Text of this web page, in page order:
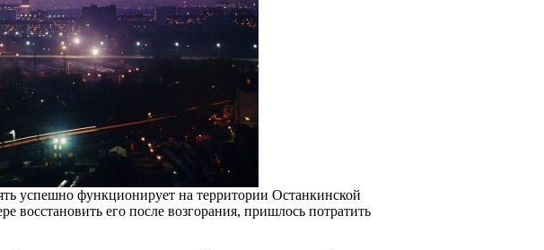
успешно функционирует на территории Останкинской
восстановить его после возгорания, пришлось потратить